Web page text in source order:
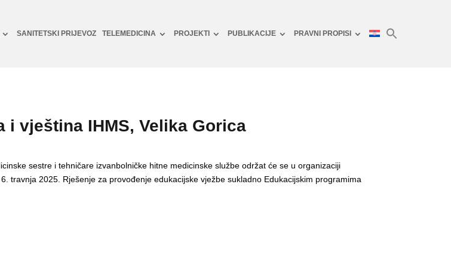
SANITETSKI PRIJEVOZ TELEMEDICINA PROJEKTI PUBLIKACIJE PRAVNI PROPISI
vještina IHMS, Velika Gorica
sestre i tehničare izvanbolničke hitne medicinske službe održat će se u organizaciji
travnja 2025. Rješenje za provođenje edukacijske vježbe sukladno Edukacijskim programima